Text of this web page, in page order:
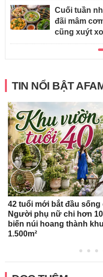
Cuối tuần
đãi mâm
cũng xuýt
TIN NỔI BẬT
42 tuổi mới bắt đầu sống
Người phụ nữ chi hơn
biến núi hoang thành
1.500m²